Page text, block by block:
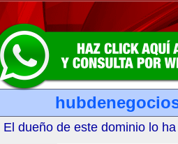
El dueño de este dominio lo